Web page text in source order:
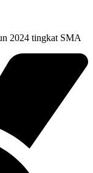
2024 tingkat SMA